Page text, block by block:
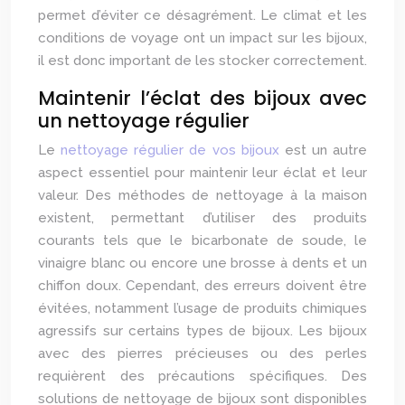
permet d’éviter ce désagrément. Le climat et les
conditions de voyage ont un impact sur les bijoux,
il est donc important de les stocker correctement.
Maintenir l’éclat des bijoux avec
un nettoyage régulier
Le nettoyage régulier de vos bijoux est un autre
aspect essentiel pour maintenir leur éclat et leur
valeur. Des méthodes de nettoyage à la maison
existent, permettant d’utiliser des produits
courants tels que le bicarbonate de soude, le
vinaigre blanc ou encore une brosse à dents et un
chiffon doux. Cependant, des erreurs doivent être
évitées, notamment l’usage de produits chimiques
agressifs sur certains types de bijoux. Les bijoux
avec des pierres précieuses ou des perles
requièrent des précautions spécifiques. Des
solutions de nettoyage de bijoux sont disponibles